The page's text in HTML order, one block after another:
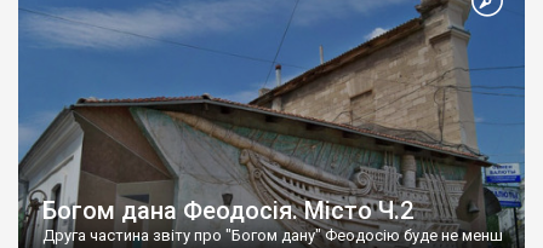
Богом дана Феодосія. Місто Ч.2
Друга частина звіту про "Богом дану" Феодосію буде не менш